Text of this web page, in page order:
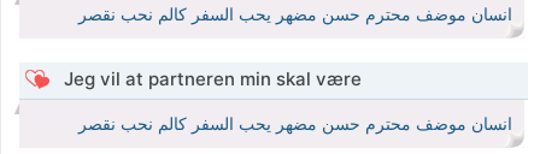
انسان موضف محترم حسن مضهر يحب السفر كالم نحب نقصر
Jeg vil at partneren min skal være
انسان موضف محترم حسن مضهر يحب السفر كالم نحب نقصر